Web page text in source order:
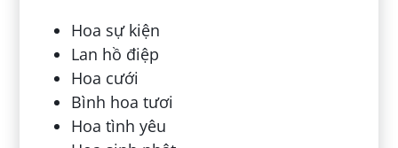
Hoa sự kiện
Lan hồ điệp
Hoa cưới
Bình hoa tươi
Hoa tình yêu